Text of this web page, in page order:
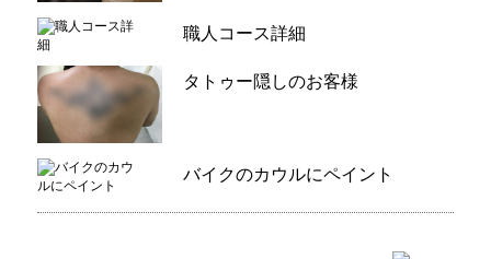
職人コース詳細
タトゥー隠しのお客様
バイクのカウルにペイント